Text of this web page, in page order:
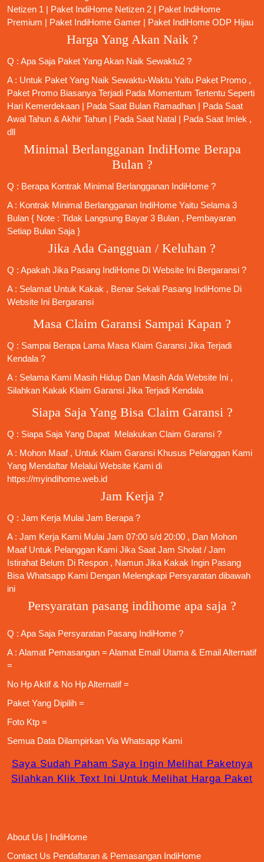
Netizen 1 | Paket IndiHome Netizen 2 | Paket IndiHome
Premium | Paket IndiHome Gamer | Paket IndiHome ODP Hijau
Harga Yang Akan Naik ?
Q : Apa Saja Paket Yang Akan Naik Sewaktu2 ?
A : Untuk Paket Yang Naik Sewaktu-Waktu Yaitu Paket Promo ,
Paket Promo Biasanya Terjadi Pada Momentum Tertentu Seperti
Hari Kemerdekaan | Pada Saat Bulan Ramadhan | Pada Saat
Awal Tahun & Akhir Tahun | Pada Saat Natal | Pada Saat Imlek ,
dll
Minimal Berlangganan IndiHome Berapa
Bulan ?
Q : Berapa Kontrak Minimal Berlangganan IndiHome ?
A : Kontrak Minimal Berlangganan IndiHome Yaitu Selama 3
Bulan { Note : Tidak Langsung Bayar 3 Bulan , Pembayaran
Setiap Bulan Saja }
Jika Ada Gangguan / Keluhan ?
Q : Apakah Jika Pasang IndiHome Di Website Ini Bergaransi ?
A : Selamat Untuk Kakak , Benar Sekali Pasang IndiHome Di
Website Ini Bergaransi
Masa Claim Garansi Sampai Kapan ?
Q : Sampai Berapa Lama Masa Klaim Garansi Jika Terjadi
Kendala ?
A : Selama Kami Masih Hidup Dan Masih Ada Website Ini ,
Silahkan Kakak Klaim Garansi Jika Terjadi Kendala
Siapa Saja Yang Bisa Claim Garansi ?
Q : Siapa Saja Yang Dapat Melakukan Claim Garansi ?
A : Mohon Maaf , Untuk Klaim Garansi Khusus Pelanggan Kami
Yang Mendaftar Melalui Website Kami di
https://myindihome.web.id
Jam Kerja ?
Q : Jam Kerja Mulai Jam Berapa ?
A : Jam Kerja Kami Mulai Jam 07:00 s/d 20:00 , Dan Mohon
Maaf Untuk Pelanggan Kami Jika Saat Jam Sholat / Jam
Istirahat Belum Di Respon , Namun Jika Kakak Ingin Pasang
Bisa Whatsapp Kami Dengan Melengkapi Persyaratan dibawah
ini
Persyaratan pasang indihome apa saja ?
Q : Apa Saja Persyaratan Pasang IndiHome ?
A : Alamat Pemasangan = Alamat Email Utama & Email Alternatif
=
No Hp Aktif & No Hp Alternatif =
Paket Yang Dipilih =
Foto Ktp =
Semua Data Dilampirkan Via Whatsapp Kami
Saya Sudah Paham Saya Ingin Melihat Paketnya
Silahkan Klik Text Ini Untuk Melihat Harga Paket
About Us | IndiHome
Contact Us Pendaftaran & Pemasangan IndiHome